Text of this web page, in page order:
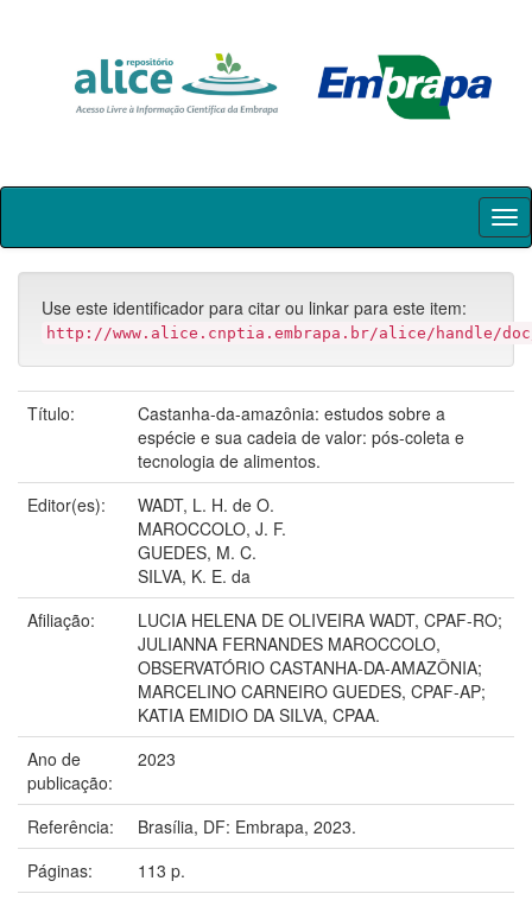
Skip
Use este identificador para citar ou linkar para este item:
http://www.alice.cnptia.embrapa.br/alice/handle/doc/
Título:
Castanha-da-amazônia: estudos sobre a
espécie e sua cadeia de valor: pós-coleta e
tecnologia de alimentos.
Editor(es):
WADT, L. H. de O.
MAROCCOLO, J. F.
GUEDES, M. C.
SILVA, K. E. da
Afiliação:
LUCIA HELENA DE OLIVEIRA WADT, CPAF-RO;
JULIANNA FERNANDES MAROCCOLO,
OBSERVATÓRIO CASTANHA-DA-AMAZÔNIA;
MARCELINO CARNEIRO GUEDES, CPAF-AP;
KATIA EMIDIO DA SILVA, CPAA.
Ano de
publicação:
2023
Referência:
Brasília, DF: Embrapa, 2023.
Páginas:
113 p.